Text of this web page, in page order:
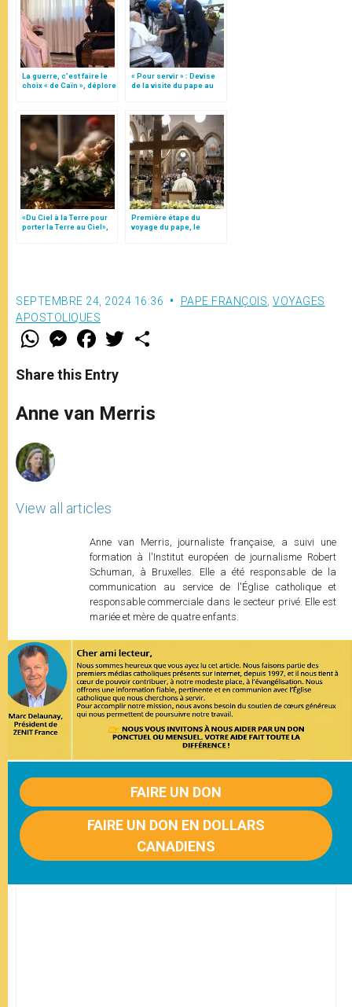
La guerre, c’est faire le
choix « de Caïn », déplore
« Pour servir » : Devise
de la visite du pape au
«Du Ciel à la Terre pour
porter la Terre au Ciel»,
Première étape du
voyage du pape, le
SEPTEMBRE 24, 2024 16:36 PAPE FRANÇOIS VOYAGES
APOSTOLIQUES
W
t
s
p
p
M
e
s
e
g
e
F
a
e
b
o
k
w
r
Share this Entry
Anne van Merris
View all articles
Anne van Merris, journaliste française, a suivi une
formation à l'Institut européen de journalisme Robert
Schuman, à Bruxelles. Elle a été responsable de la
communication au service de l'Église catholique et
responsable commerciale dans le secteur privé. Elle est
mariée et mère de quatre enfants.
FAIRE UN DON
FAIRE UN DON EN DOLLARS
CANADIENS